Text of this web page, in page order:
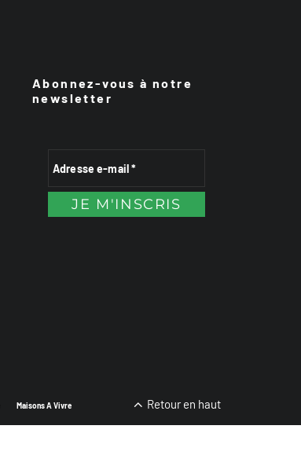
Abonnez-vous à notre
newsletter
Maisons A Vivre Retour en haut